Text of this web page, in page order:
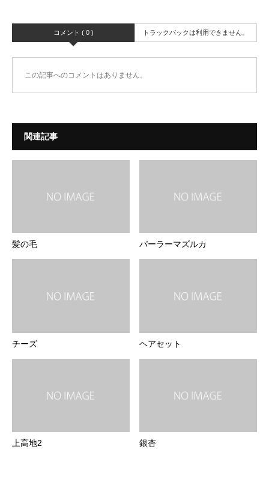
コメント ( 0 ) トラックバックは利用できません。
この記事へのコメントはありません。
関連記事
髪の毛 パーラーマズルカ
チーズ ヘアセット
上高地2 銀杏